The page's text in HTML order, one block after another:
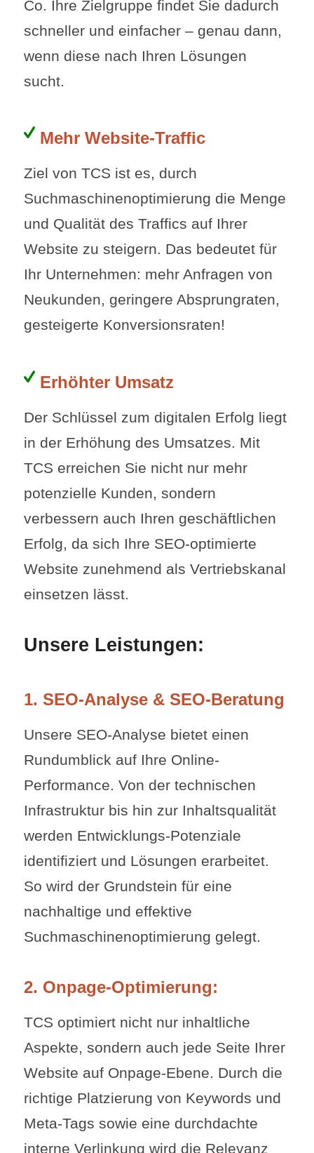
Co. Ihre Zielgruppe findet Sie dadurch
schneller und einfacher – genau dann,
wenn diese nach Ihren Lösungen
sucht.
Mehr Website-Traffic
Ziel von TCS ist es, durch
Suchmaschinenoptimierung die Menge
und Qualität des Traffics auf Ihrer
Website zu steigern. Das bedeutet für
Ihr Unternehmen: mehr Anfragen von
Neukunden, geringere Absprungraten,
gesteigerte Konversionsraten!
Erhöhter Umsatz
Der Schlüssel zum digitalen Erfolg liegt
in der Erhöhung des Umsatzes. Mit
TCS erreichen Sie nicht nur mehr
potenzielle Kunden, sondern
verbessern auch Ihren geschäftlichen
Erfolg, da sich Ihre SEO-optimierte
Website zunehmend als Vertriebskanal
einsetzen lässt.
Unsere Leistungen:
1. SEO-Analyse & SEO-Beratung
Unsere SEO-Analyse bietet einen
Rundumblick auf Ihre Online-
Performance. Von der technischen
Infrastruktur bis hin zur Inhaltsqualität
werden Entwicklungs-Potenziale
identifiziert und Lösungen erarbeitet.
So wird der Grundstein für eine
nachhaltige und effektive
Suchmaschinenoptimierung gelegt.
2. Onpage-Optimierung:
TCS optimiert nicht nur inhaltliche
Aspekte, sondern auch jede Seite Ihrer
Website auf Onpage-Ebene. Durch die
richtige Platzierung von Keywords und
Meta-Tags sowie eine durchdachte
interne Verlinkung wird die Relevanz